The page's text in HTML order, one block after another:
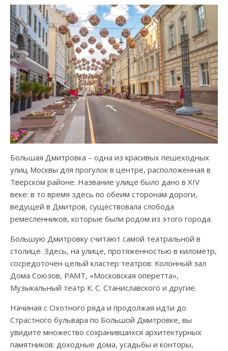
Большая Дмитровка – одна из красивых пешеходных
улиц Москвы для прогулок в центре, расположенная в
Тверском районе. Название улице было дано в XIV
веке: в то время здесь по обеим сторонам дороги,
ведущей в Дмитров, существовала слобода
ремесленников, которые были родом из этого города.
Большую Дмитровку считают самой театральной в
столице. Здесь, на улице, протяженностью в километр,
сосредоточен целый кластер театров: Колонный зал
Дома Союзов, РАМТ, «Московская оперетта»,
Музыкальный театр К. С. Станиславского и другие.
Начиная с Охотного ряда и продолжая идти до
Страстного бульвара по Большой Дмитровке, вы
увидите множество сохранившихся архитектурных
памятников: доходные дома, усадьбы и конторы,